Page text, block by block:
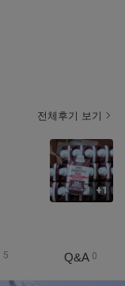
+1
전체후기 보기
5 Q&A 0